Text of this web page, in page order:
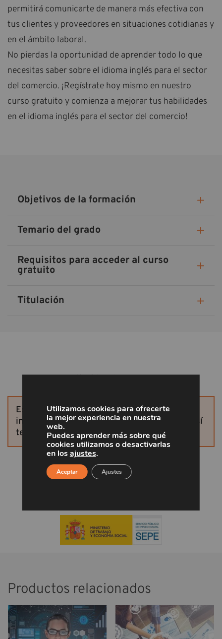
permitirá comunicarte de manera más efectiva con
tus clientes y proveedores en situaciones cotidianas y
en el ámbito laboral.
No pierdas la oportunidad de aprender todo lo que
necesitas saber sobre el idioma inglés para el sector
del comercio. ¡Regístrate hoy mismo en nuestro
curso gratuito y comienza a mejorar tus habilidades
en el idioma inglés para el sector del comercio!
Objetivos de la formación
Temario del grado
Requisitos para acceder al curso
gratuito
Titulación
Este curso ya no está disponible. Si te
interesan más cursos, solicita otras plazas, así
te aseguras la participación.
Productos relacionados
Utilizamos cookies para ofrecerte
la mejor experiencia en nuestra
web.
Puedes aprender más sobre qué
cookies utilizamos o desactivarlas
en losajustes.
Aceptar Ajustes